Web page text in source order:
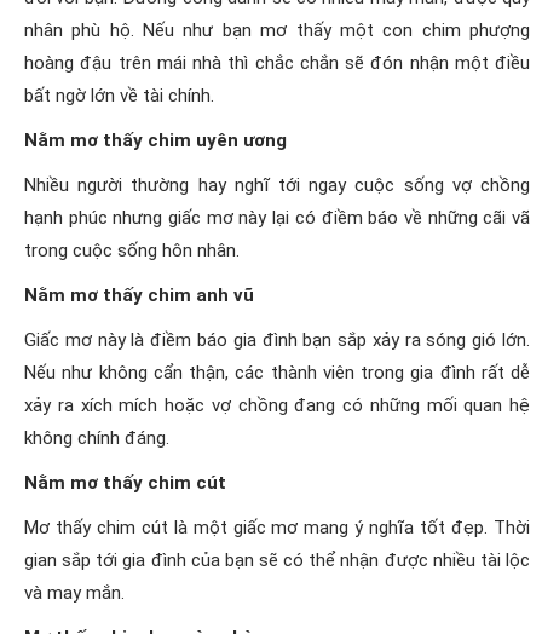
nhân phù hộ. Nếu như bạn mơ thấy một con chim phượng
hoàng đậu trên mái nhà thì chắc chắn sẽ đón nhận một điều
bất ngờ lớn về tài chính.
Nằm mơ thấy chim uyên ương
Nhiều người thường hay nghĩ tới ngay cuộc sống vợ chồng
hạnh phúc nhưng giấc mơ này lại có điềm báo về những cãi vã
trong cuộc sống hôn nhân.
Nằm mơ thấy chim anh vũ
Giấc mơ này là điềm báo gia đình bạn sắp xảy ra sóng gió lớn.
Nếu như không cẩn thận, các thành viên trong gia đình rất dễ
xảy ra xích mích hoặc vợ chồng đang có những mối quan hệ
không chính đáng.
Nằm mơ thấy chim cút
Mơ thấy chim cút là một giấc mơ mang ý nghĩa tốt đẹp. Thời
gian sắp tới gia đình của bạn sẽ có thể nhận được nhiều tài lộc
và may mắn.